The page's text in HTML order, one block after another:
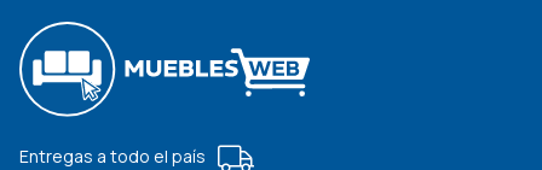
Entregas a todo el país